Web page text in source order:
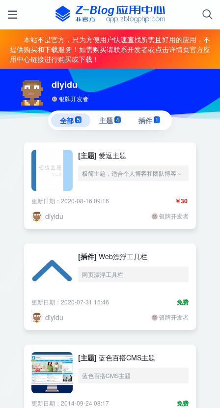
本站不是官方，只为方便用户快速查找所需且好用的应用，不
提供购买和下载服务！如需购买请联系开发者或点击详情页官方应
用中心链接进行购买或下载！
diyidu
银牌开发者
全部 5 主题 4 插件 1
[主题] 爱逗主题
极简主题，适合个人博客和团队博客～
￥30
更新日期：2020-08-16 09:16
diyidu 银牌开发者
[插件] Web漂浮工具栏
网页漂浮工具栏
免费
更新日期：2020-07-31 15:46
diyidu 银牌开发者
[主题] 蓝色百搭CMS主题
蓝色百搭CMS主题
免费
更新日期：2014-09-24 08:17